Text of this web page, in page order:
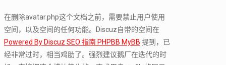
在删除avatar.php这个文档之前，需要禁止用户使用
空间，以及空间的任何功能。Discuz自带的空间在
Powered By Discuz SEO 指南 PHPBB MyBB 提到，已
经非常过时，相当鸡肋了。强烈建议鹅厂在迭代的时